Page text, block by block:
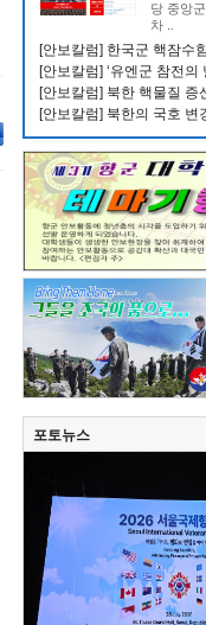
당 중앙
차 ..
[안보칼럼] 한국군 핵잠수
[안보칼럼] ‘유엔군 참전의
[안보칼럼] 북한 핵물질 증
[안보칼럼] 북한의 국호 변
포토뉴스